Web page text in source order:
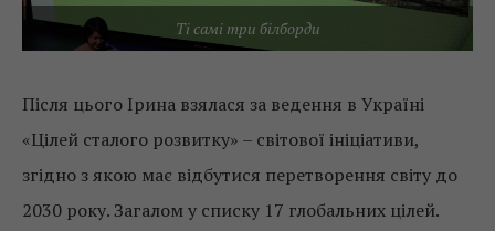
Ті самі три білборди
Після цього Ірина взялася за ведення в Україні
«Цілей сталого розвитку» – світової ініціативи,
згідно з якою має відбутися перетворення світу до
2030 року. Загалом у списку 17 глобальних цілей.